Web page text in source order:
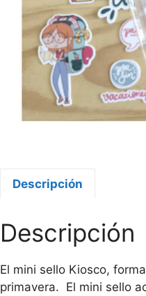
Descripción
Descripción
El mini sello Kiosco,
primavera. El mini sello